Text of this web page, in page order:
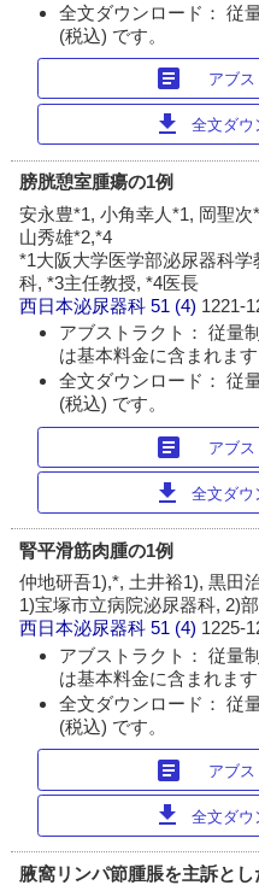
全文ダウンロード： 従
(税込) です。
article アブ
download 全文ダウ
膀胱憩室腫瘍の1例
安永豊*1, 小角幸人*1, 岡聖
山秀雄*2,*4
*1大阪大学医学部泌尿器科
科, *3主任教授, *4医長
西日本泌尿器科 51 (4) 1221-
アブストラクト： 従量
は基本料金に含まれます
全文ダウンロード： 従
(税込) です。
article アブ
download 全文ダウ
腎平滑筋肉腫の1例
仲地研吾1),*, 土井裕1), 黒田
1)宝塚市立病院泌尿器科, 2)
西日本泌尿器科 51 (4) 1225-
アブストラクト： 従量
は基本料金に含まれます
全文ダウンロード： 従
(税込) です。
article アブ
download 全文ダウ
腋窩リンパ節腫脹を主訴と